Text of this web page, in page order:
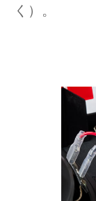
く）。